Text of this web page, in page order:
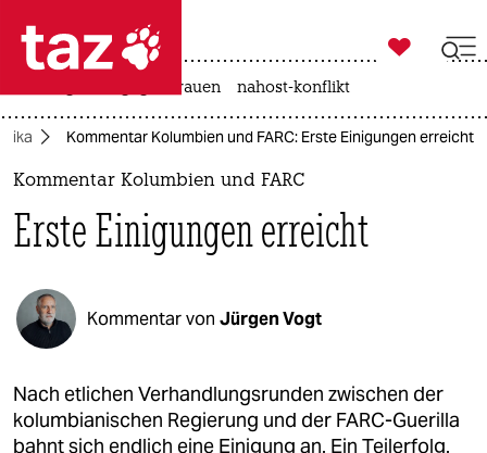
 taz zahl ich
taz zahl ich
politik
öko
gesellschaft
kultur
sport

taz zahl ich
gewalt gegen frauen nahost-konflikt
Kommentar Kolumbien und FARC: Erste Einigungen erreicht
Kommentar Kolumbien und FARC
Erste Einigungen erreicht
Kommentar von Jürgen Vogt
Nach etlichen Verhandlungsrunden zwischen der
kolumbianischen Regierung und der FARC-Guerilla
bahnt sich endlich eine Einigung an. Ein Teilerfolg.